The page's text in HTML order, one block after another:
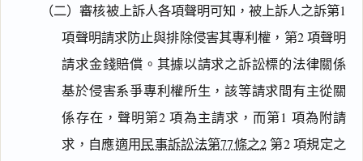
（二）審核被上訴人各項聲明可知，被上訴人之訴第1
項聲明請求防止與排除侵害其專利權，第2 項聲明
請求金錢賠償。其據以請求之訴訟標的法律關係
基於侵害系爭專利權所生，該等請求間有主從關
係存在，聲明第2 項為主請求，而第1 項為附請
求，自應適用民事訴訟法第77條之2 第2 項規定之